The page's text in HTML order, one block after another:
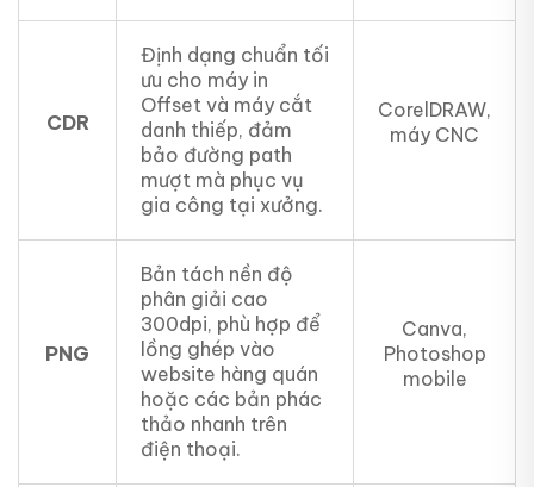
CDR
Định dạng chuẩn tối
ưu cho máy in
Offset và máy cắt
danh thiếp, đảm
bảo đường path
mượt mà phục vụ
gia công tại xưởng.
CorelDRAW,
máy CNC
PNG
Bản tách nền độ
phân giải cao
300dpi, phù hợp để
lồng ghép vào
website hàng quán
hoặc các bản phác
thảo nhanh trên
điện thoại.
Canva,
Photoshop
mobile